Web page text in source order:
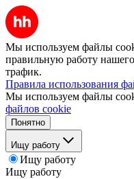
Мы используем файлы
правильную работу
трафик.
Правила использования
Мы используем файлы
файлов cookie
Понятно
Ищу работу
Ищу работу
Ищу работу